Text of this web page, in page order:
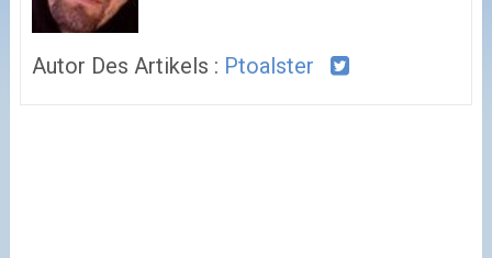
Autor Des Artikels : Ptoalster